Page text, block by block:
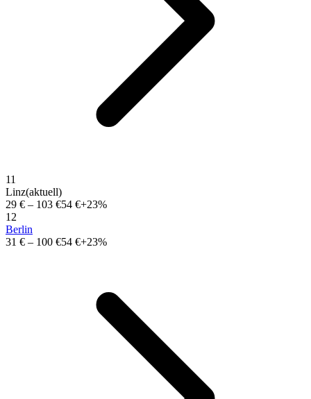
11
Linz(aktuell)
29 € – 103 €54 €+23%
12
Berlin
31 € – 100 €54 €+23%